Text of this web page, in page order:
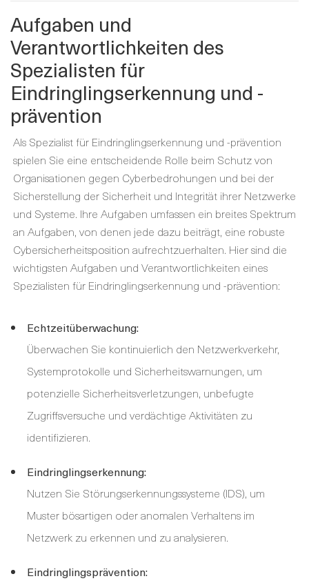
Aufgaben und
Verantwortlichkeiten des
Spezialisten für
Eindringlingserkennung und -
prävention
Als Spezialist für Eindringlingserkennung und -prävention
spielen Sie eine entscheidende Rolle beim Schutz von
Organisationen gegen Cyberbedrohungen und bei der
Sicherstellung der Sicherheit und Integrität ihrer Netzwerke
und Systeme. Ihre Aufgaben umfassen ein breites Spektrum
an Aufgaben, von denen jede dazu beiträgt, eine robuste
Cybersicherheitsposition aufrechtzuerhalten. Hier sind die
wichtigsten Aufgaben und Verantwortlichkeiten eines
Spezialisten für Eindringlingserkennung und -prävention:
Echtzeitüberwachung:
Überwachen Sie kontinuierlich den Netzwerkverkehr,
Systemprotokolle und Sicherheitswarnungen, um
potenzielle Sicherheitsverletzungen, unbefugte
Zugriffsversuche und verdächtige Aktivitäten zu
identifizieren.
Eindringlingserkennung:
Nutzen Sie Störungserkennungssysteme (IDS), um
Muster bösartigen oder anomalen Verhaltens im
Netzwerk zu erkennen und zu analysieren.
Eindringlingsprävention: